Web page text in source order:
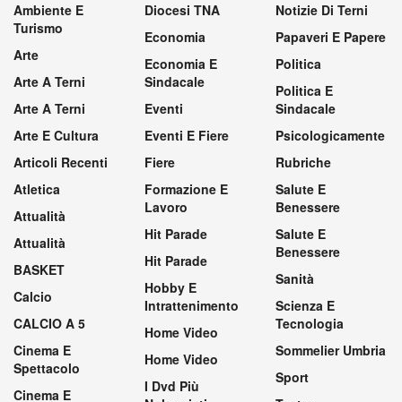
Ambiente E
Turismo
Arte
Arte A Terni
Arte A Terni
Arte E Cultura
Articoli Recenti
Atletica
Attualità
Attualità
BASKET
Calcio
CALCIO A 5
Cinema E
Spettacolo
Cinema E
Diocesi TNA
Economia
Economia E
Sindacale
Eventi
Eventi E Fiere
Fiere
Formazione E
Lavoro
Hit Parade
Hit Parade
Hobby E
Intrattenimento
Home Video
Home Video
I Dvd Più
Notizie Di Terni
Papaveri E Papere
Politica
Politica E
Sindacale
Psicologicamente
Rubriche
Salute E
Benessere
Salute E
Benessere
Sanità
Scienza E
Tecnologia
Sommelier Umbria
Sport